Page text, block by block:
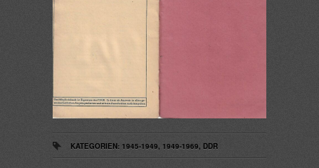
KATEGORIEN: 1945-1949, 1949-1969, DDR